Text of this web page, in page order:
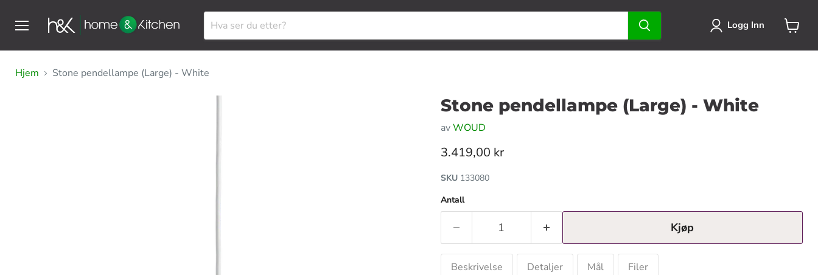
Logg Inn
Se
Hjem
Stone pendellampe (Large) - White
Stone pendellampe (Large) - White
avWOUD
Gjeldende pris
3.419,00 kr
SKU 133080
Antall
Kjøp
Beskrivelse Detaljer Mål Filer